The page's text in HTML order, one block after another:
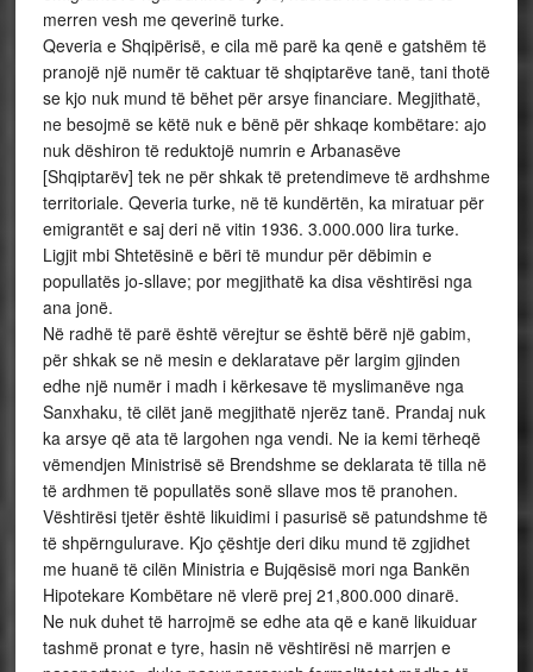
merren vesh me qeverinë turke.
Qeveria e Shqipërisë, e cila më parë ka qenë e gatshëm të
pranojë një numër të caktuar të shqiptarëve tanë, tani thotë
se kjo nuk mund të bëhet për arsye financiare. Megjithatë,
ne besojmë se këtë nuk e bënë për shkaqe kombëtare: ajo
nuk dëshiron të reduktojë numrin e Arbanasëve
[Shqiptarëv] tek ne për shkak të pretendimeve të ardhshme
territoriale. Qeveria turke, në të kundërtën, ka miratuar për
emigrantët e saj deri në vitin 1936. 3.000.000 lira turke.
Ligjit mbi Shtetësinë e bëri të mundur për dëbimin e
popullatës jo-sllave; por megjithatë ka disa vështirësi nga
ana jonë.
Në radhë të parë është vërejtur se është bërë një gabim,
për shkak se në mesin e deklaratave për largim gjinden
edhe një numër i madh i kërkesave të myslimanëve nga
Sanxhaku, të cilët janë megjithatë njerëz tanë. Prandaj nuk
ka arsye që ata të largohen nga vendi. Ne ia kemi tërheqë
vëmendjen Ministrisë së Brendshme se deklarata të tilla në
të ardhmen të popullatës sonë sllave mos të pranohen.
Vështirësi tjetër është likuidimi i pasurisë së patundshme të
të shpërngulurave. Kjo çështje deri diku mund të zgjidhet
me huanë të cilën Ministria e Bujqësisë mori nga Bankën
Hipotekare Kombëtare në vlerë prej 21,800.000 dinarë.
Ne nuk duhet të harrojmë se edhe ata që e kanë likuiduar
tashmë pronat e tyre, hasin në vështirësi në marrjen e